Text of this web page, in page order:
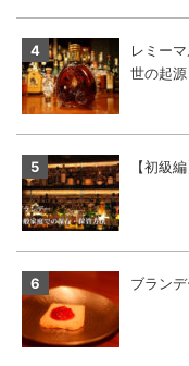
レミー
世の起
【初級
ブラン